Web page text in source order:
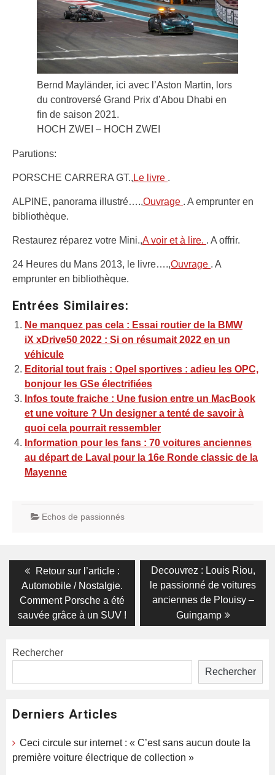
Bernd Mayländer, ici avec l’Aston Martin, lors
du controversé Grand Prix d’Abou Dhabi en
fin de saison 2021.
HOCH ZWEI – HOCH ZWEI
Parutions:
PORSCHE CARRERA GT., Le livre .
ALPINE, panorama illustré….,Ouvrage . A emprunter en
bibliothèque.
Restaurez réparez votre Mini.,A voir et à lire. . A offrir.
24 Heures du Mans 2013, le livre….,Ouvrage . A
emprunter en bibliothèque.
Entrées Similaires:
Ne manquez pas cela : Essai routier de la BMW
iX xDrive50 2022 : Si on résumait 2022 en un
véhicule
Editorial tout frais : Opel sportives : adieu les OPC,
bonjour les GSe électrifiées
Infos toute fraiche : Une fusion entre un MacBook
et une voiture ? Un designer a tenté de savoir à
quoi cela pourrait ressembler
Information pour les fans : 70 voitures anciennes
au départ de Laval pour la 16e Ronde classic de la
Mayenne
Echos de passionnés
Navigation
de
l’article
Previous
post:
Retour sur l’article :
Automobile / Nostalgie.
Comment Porsche a été
sauvée grâce à un SUV !
Next
post:
Decouvrez : Louis Riou,
le passionné de voitures
anciennes de Plouisy –
Guingamp
Rechercher
Rechercher
Derniers Articles
Ceci circule sur internet : « C’est sans aucun doute la
première voiture électrique de collection »